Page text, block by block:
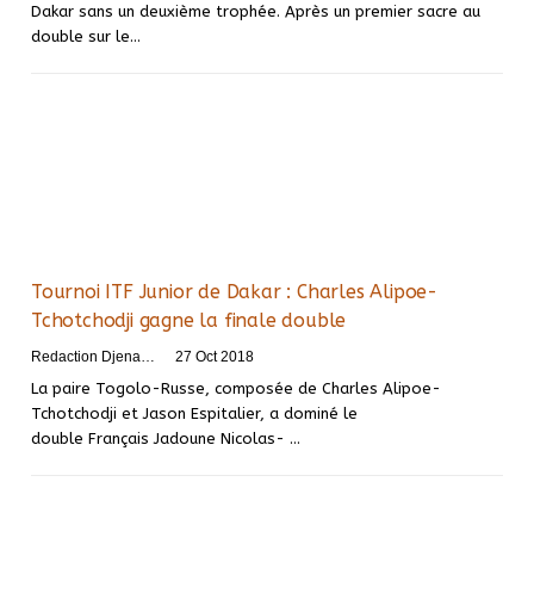
Dakar sans un deuxième trophée. Après un premier sacre au
double sur le…
Tournoi ITF Junior de Dakar : Charles Alipoe-
Tchotchodji gagne la finale double
Redaction DjenaSport 27 Oct 2018
La paire Togolo-Russe, composée de Charles Alipoe-
Tchotchodji et Jason Espitalier, a dominé le
double Français Jadoune Nicolas- …